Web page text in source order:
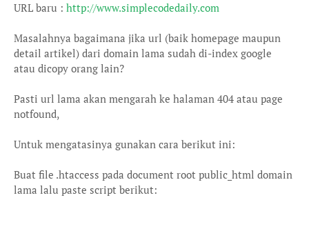
URL baru : http://www.simplecodedaily.com
Masalahnya bagaimana jika url (baik homepage maupun
detail artikel) dari domain lama sudah di-index google
atau dicopy orang lain?
Pasti url lama akan mengarah ke halaman 404 atau page
notfound,
Untuk mengatasinya gunakan cara berikut ini:
Buat file .htaccess pada document root public_html domain
lama lalu paste script berikut: